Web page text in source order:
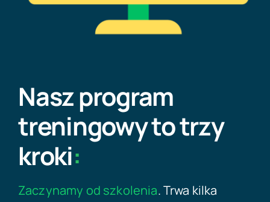
Nasz program
treningowy to trzy
kroki:
Zaczynamy od szkolenia. Trwa kilka